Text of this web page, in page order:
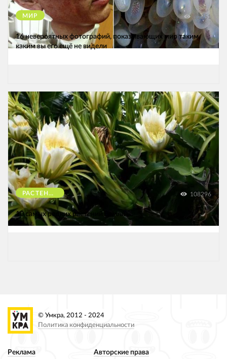
МИР 12251
16 невероятных фотографий, показывающих мир таким,
каким вы его ещё не видели
РАСТЕНИЯ 108296
10 самых редких растений Земли
Реклама Авторские права
© Умкра, 2012 - 2024
Политика конфиденциальности